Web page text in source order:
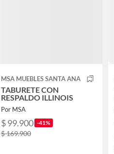
MSA MUEBLES SANTA ANA
TABURETE CON
RESPALDO ILLINOIS
Por MSA
$ 99.900 -41%
$ 169.900